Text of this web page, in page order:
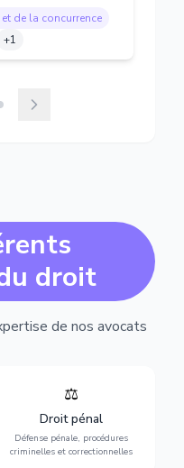
de la concurrence
+1
droit
de nos avocats
⚖️
Droit pénal
Défense pénale, procédures
criminelles et correctionnelles
Expertise en matière pénale,
vue jusqu'au procès, pour
toute affaire correctionnelle
ou criminelle.